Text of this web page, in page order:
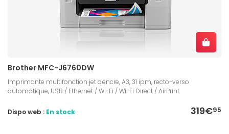
Brother MFC-J6760DW
Imprimante multifonction jet d'encre, A3, 31 ipm, recto-verso
automatique, USB / Ethernet / Wi-Fi / Wi-Fi Direct / AirPrint
319€95
Dispo web : En stock